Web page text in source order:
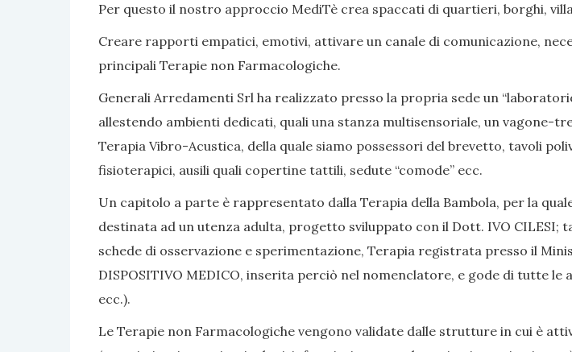
Per questo il nostro approccio MediTè crea spaccati di quartieri, borghi,
Creare rapporti empatici, emotivi, attivare un canale di comunicazione,
principali Terapie non Farmacologiche.
Generali Arredamenti Srl ha realizzato presso la propria sede un
allestendo ambienti dedicati, quali una stanza multisensoriale, un vagone-
Terapia Vibro-Acustica, della quale siamo possessori del brevetto, tavoli
fisioterapici, ausili quali copertine tattili, sedute “comode” ecc.
Un capitolo a parte è rappresentato dalla Terapia della Bambola, per la
destinata ad un utenza adulta, progetto sviluppato con il Dott. IVO CILESI;
schede di osservazione e sperimentazione, Terapia registrata presso il
DISPOSITIVO MEDICO, inserita perciò nel nomenclatore, e gode di tutte
ecc.).
Le Terapie non Farmacologiche vengono validate dalle strutture in cui è